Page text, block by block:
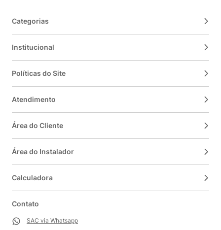
Categorias
Institucional
Políticas do Site
Atendimento
Área do Cliente
Área do Instalador
Calculadora
Contato
SAC via Whatsapp